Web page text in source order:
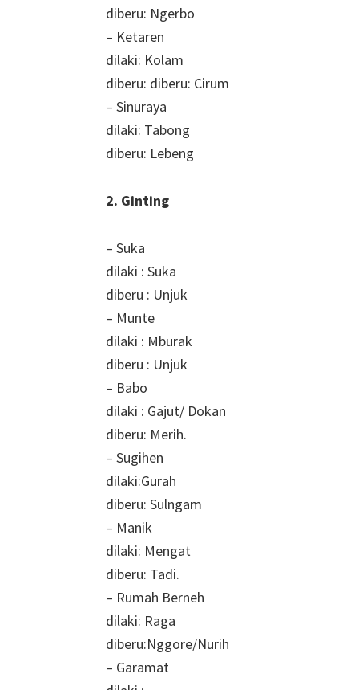
diberu: Ngerbo
– Ketaren
dilaki: Kolam
diberu: diberu: Cirum
– Sinuraya
dilaki: Tabong
diberu: Lebeng
2. Ginting
– Suka
dilaki : Suka
diberu : Unjuk
– Munte
dilaki : Mburak
diberu : Unjuk
– Babo
dilaki : Gajut/ Dokan
diberu: Merih.
– Sugihen
dilaki:Gurah
diberu: Sulngam
– Manik
dilaki: Mengat
diberu: Tadi.
– Rumah Berneh
dilaki: Raga
diberu:Nggore/Nurih
– Garamat